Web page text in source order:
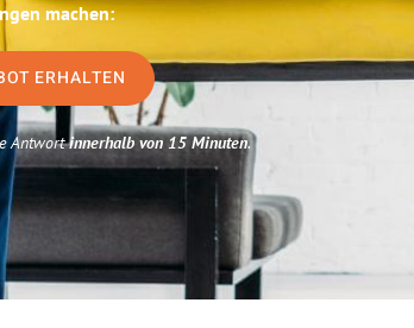
machen:
ERHALTEN
Antwortinnerhalb von 15 Minuten.